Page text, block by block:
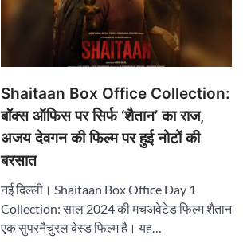
Shaitaan Box Office Collection:
बॉक्स ऑफिस पर सिर्फ ‘शैतान’ का राज,
अजय देवगन की फिल्म पर हुई नोटों की
बरसात
नई दिल्ली। Shaitaan Box Office Day 1
Collection: साल 2024 की मचअवेटेड फिल्म शैतान
एक सुपरनैचुरल बेस्ड फिल्म है। यह…